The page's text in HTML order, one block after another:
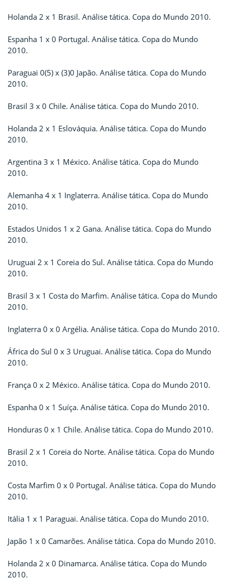
Holanda 2 x 1 Brasil. Análise tática. Copa do Mundo 2010.
Espanha 1 x 0 Portugal. Análise tática. Copa do Mundo
2010.
Paraguai 0(5) x (3)0 Japão. Análise tática. Copa do Mundo
2010.
Brasil 3 x 0 Chile. Análise tática. Copa do Mundo 2010.
Holanda 2 x 1 Eslováquia. Análise tática. Copa do Mundo
2010.
Argentina 3 x 1 México. Análise tática. Copa do Mundo
2010.
Alemanha 4 x 1 Inglaterra. Análise tática. Copa do Mundo
2010.
Estados Unidos 1 x 2 Gana. Análise tática. Copa do Mundo
2010.
Uruguai 2 x 1 Coreia do Sul. Análise tática. Copa do Mundo
2010.
Brasil 3 x 1 Costa do Marfim. Análise tática. Copa do Mundo
2010.
Inglaterra 0 x 0 Argélia. Análise tática. Copa do Mundo 2010.
África do Sul 0 x 3 Uruguai. Análise tática. Copa do Mundo
2010.
França 0 x 2 México. Análise tática. Copa do Mundo 2010.
Espanha 0 x 1 Suíça. Análise tática. Copa do Mundo 2010.
Honduras 0 x 1 Chile. Análise tática. Copa do Mundo 2010.
Brasil 2 x 1 Coreia do Norte. Análise tática. Copa do Mundo
2010.
Costa Marfim 0 x 0 Portugal. Análise tática. Copa do Mundo
2010.
Itália 1 x 1 Paraguai. Análise tática. Copa do Mundo 2010.
Japão 1 x 0 Camarões. Análise tática. Copa do Mundo 2010.
Holanda 2 x 0 Dinamarca. Análise tática. Copa do Mundo
2010.